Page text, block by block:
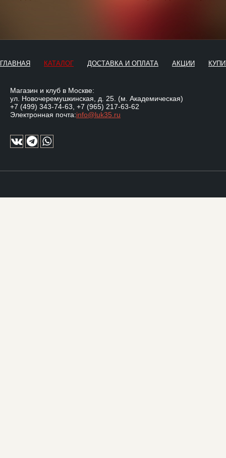
ГЛАВНАЯ КАТАЛОГ ДОСТАВКА И ОПЛАТА АКЦИИ
Магазин и клуб в Москве:
ул. Новочеремушкинская, д. 25. (м. Академическая)
+7 (499) 343-74-63 +7 (965) 217-63-62
Электронная почта:info@luk35.ru